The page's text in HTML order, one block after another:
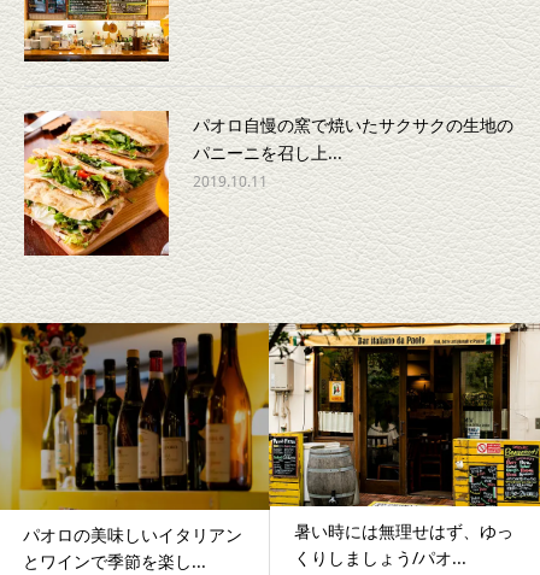
パオロ自慢の窯で焼いたサクサクの生地の
パニーニを召し上...
2019.10.11
暑い時には無理せはず、ゆっ
くりしましょう/パオ...
たっぷり野菜をとりましょ
う/サラダ・ピザ・パス...